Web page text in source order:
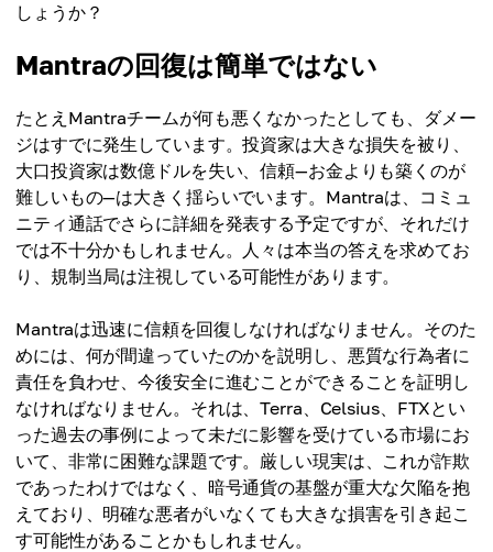
しょうか？
Mantraの回復は簡単ではない
たとえMantraチームが何も悪くなかったとしても、ダメー
ジはすでに発生しています。投資家は大きな損失を被り、
大口投資家は数億ドルを失い、信頼—お金よりも築くのが
難しいもの—は大きく揺らいでいます。Mantraは、コミュ
ニティ通話でさらに詳細を発表する予定ですが、それだけ
では不十分かもしれません。人々は本当の答えを求めてお
り、規制当局は注視している可能性があります。
Mantraは迅速に信頼を回復しなければなりません。そのた
めには、何が間違っていたのかを説明し、悪質な行為者に
責任を負わせ、今後安全に進むことができることを証明し
なければなりません。それは、Terra、Celsius、FTXとい
った過去の事例によって未だに影響を受けている市場にお
いて、非常に困難な課題です。厳しい現実は、これが詐欺
であったわけではなく、暗号通貨の基盤が重大な欠陥を抱
えており、明確な悪者がいなくても大きな損害を引き起こ
す可能性があることかもしれません。